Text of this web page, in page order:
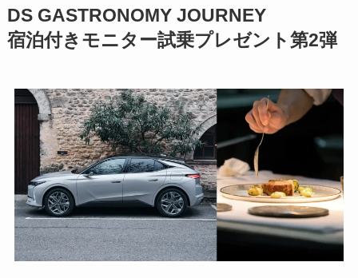
DS GASTRONOMY JOURNEY
宿泊付きモニター試乗プレゼント第2弾